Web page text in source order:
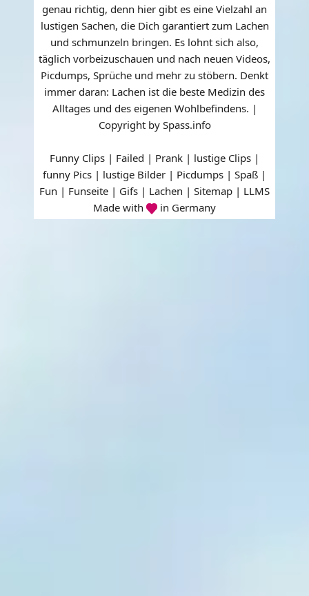
genau richtig, denn hier gibt es eine Vielzahl an
lustigen Sachen, die Dich garantiert zum Lachen
und schmunzeln bringen. Es lohnt sich also,
täglich vorbeizuschauen und nach neuen Videos,
Picdumps, Sprüche und mehr zu stöbern. Denkt
immer daran: Lachen ist die beste Medizin des
Alltages und des eigenen Wohlbefindens. |
Copyright by Spass.info
Funny Clips | Failed | Prank | lustige Clips |
funny Pics | lustige Bilder | Picdumps | Spaß |
Fun | Funseite | Gifs | Lachen | Sitemap | LLMS
Made with
in Germany